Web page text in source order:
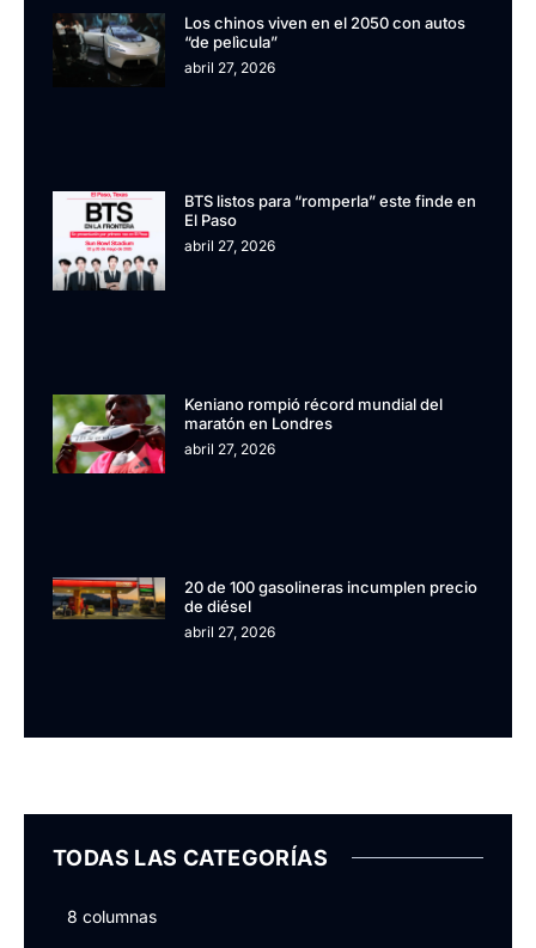
Los chinos viven en el 2050 con autos
“de pelìcula”
abril 27, 2026
BTS listos para “romperla” este finde en
El Paso
abril 27, 2026
Keniano rompió récord mundial del
maratón en Londres
abril 27, 2026
20 de 100 gasolineras incumplen precio
de diésel
abril 27, 2026
TODAS LAS CATEGORÍAS
8 columnas